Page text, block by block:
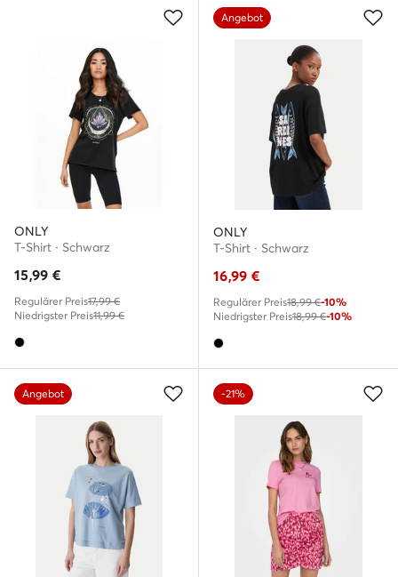
ONLY
T-Shirt · Schwarz
15,99 €
Regulärer Preis17,99 €
Niedrigster Preis11,99 €
Angebot
ONLY
T-Shirt · Schwarz
16,99 €
Regulärer Preis18,99 €-10%
Niedrigster Preis18,99 €-10%
Angebot -21%